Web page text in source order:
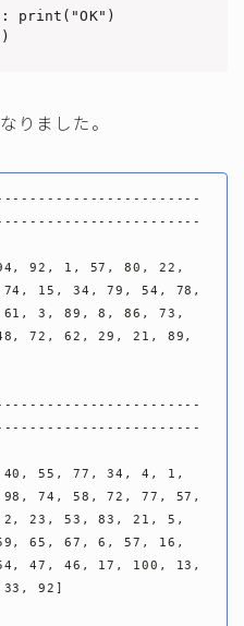
print("OK")
りました。
92, 1, 57, 80, 22,
15, 34, 79, 54, 78,
3, 89, 8, 86, 73,
72, 62, 29, 21, 89,
55, 77, 34, 4, 1,
74, 58, 72, 77, 57,
23, 53, 83, 21, 5,
65, 67, 6, 57, 16,
47, 46, 17, 100, 13,
92]